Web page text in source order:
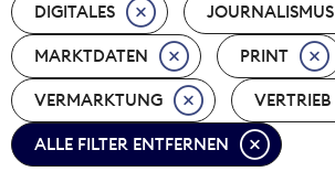
Nova Award
Pressefreiheit
Print
DIGITALES JOURNALISMUS
MARKTDATEN PRINT
VERMARKTUNG VERTRIEB
ALLE FILTER ENTFERNEN